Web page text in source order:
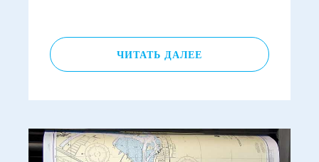
ЧИТАТЬ ДАЛЕЕ